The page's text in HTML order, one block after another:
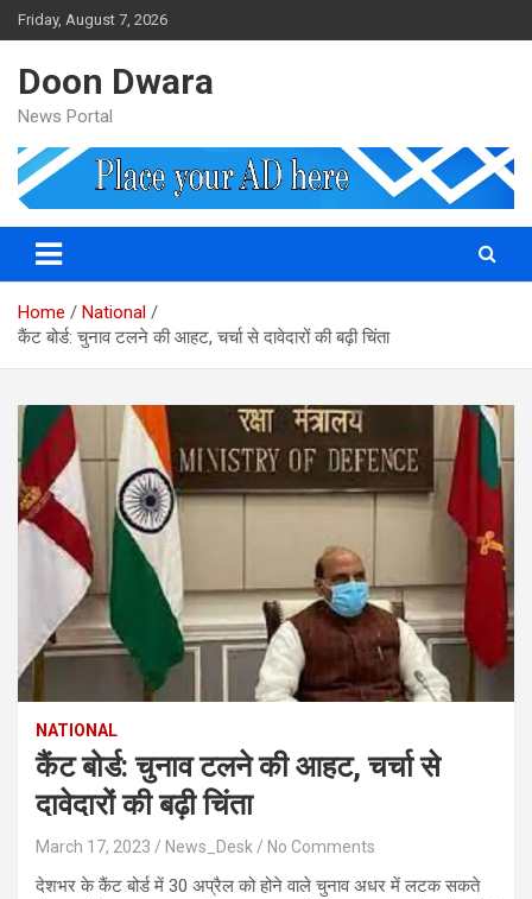
Skip
to
Friday, August 7, 2026
Doon Dwara
News Portal
Home
National
कैंट बोर्ड: चुनाव टलने की आहट, चर्चा से दावेदारों की बढ़ी चिंता
NATIONAL
कैंट बोर्ड: चुनाव टलने की आहट, चर्चा से
दावेदारों की बढ़ी चिंता
March 17, 2023 News_Desk No Comments
देशभर के कैंट बोर्ड में 30 अप्रैल को होने वाले चुनाव अधर में लटक सकते